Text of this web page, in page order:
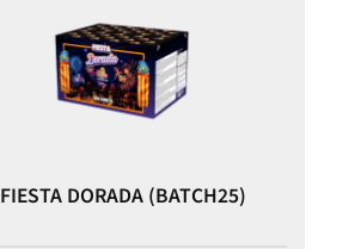
FIESTA DORADA (BATCH25)